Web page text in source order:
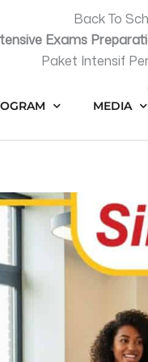
Back To
Exams
Paket Intensif
MEDIA